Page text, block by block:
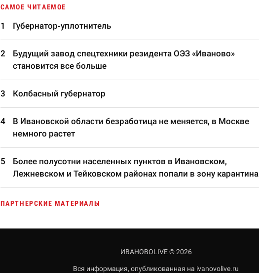
САМОЕ ЧИТАЕМОЕ
Губернатор-уплотнитель
Будущий завод спецтехники резидента ОЭЗ «Иваново»
становится все больше
Колбасный губернатор
В Ивановской области безработица не меняется, в Москве
немного растет
Более полусотни населенных пунктов в Ивановском,
Лежневском и Тейковском районах попали в зону карантина
ПАРТНЕРСКИЕ МАТЕРИАЛЫ
ИВАНОВОLIVE © 2026
Вся информация, опубликованная на ivanovolive.ru